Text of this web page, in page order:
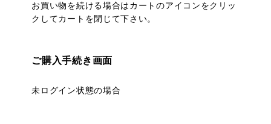
お買い物を続ける場合はカートのアイコンをクリッ
クしてカートを閉じて下さい。
ご購入手続き画面
未ログイン状態の場合